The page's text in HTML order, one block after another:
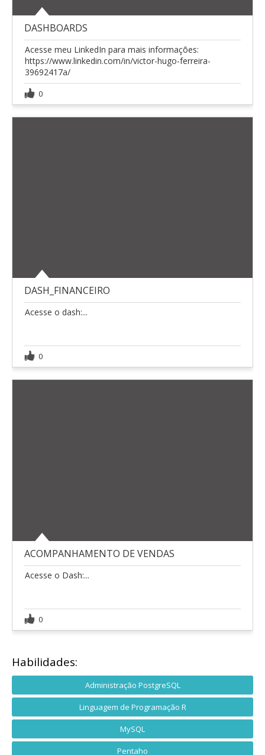
DASHBOARDS
Acesse meu LinkedIn para mais informações:
https://www.linkedin.com/in/victor-hugo-ferreira-
39692417a/
0
DASH_FINANCEIRO
Acesse o dash:...
0
ACOMPANHAMENTO DE VENDAS
Acesse o Dash:...
0
Habilidades:
Administração PostgreSQL
Linguagem de Programação R
MySQL
Pentaho